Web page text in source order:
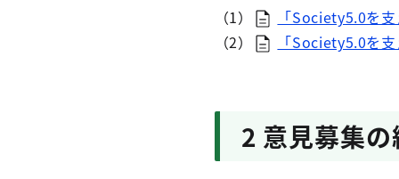
（1）
「Society5.0を
（2）
「Society5.0を
2 意見募集